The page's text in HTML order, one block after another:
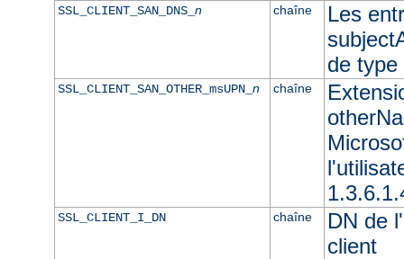
SSL_CLIENT_SAN_DNS_ n chaîne
Les
de type
SSL_CLIENT_SAN_OTHER_msUPN_ n chaîne
SSL_CLIENT_I_DN chaîne
DN de
client